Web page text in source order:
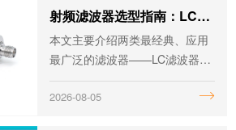
射频滤波器选型指南：LC滤波器与腔体滤波器
本文主要介绍两类最经典、应用
最广泛的滤波器——LC滤波器和
腔体滤波器，系统梳理其工作原
理、核心参数和选型逻辑，希望
2026-08-05